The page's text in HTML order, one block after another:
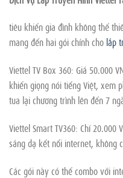
tiêu khiển gia đình không thể
mang đến hai gói chính cho lắp
Viettel TV Box 360: Giá 50.000
khiển giọng nói tiếng Việt, xem
tua lại chương trình lên đến 7
Viettel Smart TV360: Chỉ
sáng dạ kết nối internet, không
Các gói này có thể combo với